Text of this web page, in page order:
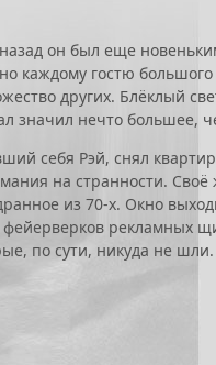
он был еще
каждому гостю
других. Блёклый
значил нечто большее,
себя Рэй, снял
на странности.
из 70-х. Окно
фейерверков рекламных
по сути, никуда не шли.